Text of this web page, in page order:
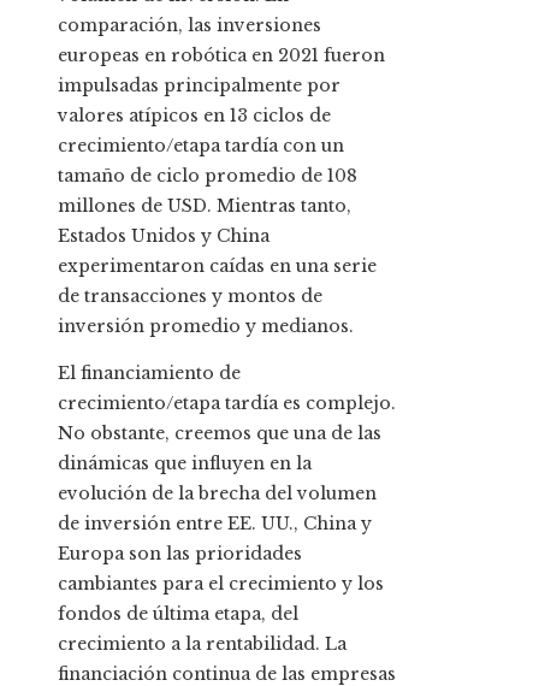
comparación, las inversiones
europeas en robótica en 2021 fueron
impulsadas principalmente por
valores atípicos en 13 ciclos de
crecimiento/etapa tardía con un
tamaño de ciclo promedio de 108
millones de USD. Mientras tanto,
Estados Unidos y China
experimentaron caídas en una serie
de transacciones y montos de
inversión promedio y medianos.
El financiamiento de
crecimiento/etapa tardía es complejo.
No obstante, creemos que una de las
dinámicas que influyen en la
evolución de la brecha del volumen
de inversión entre EE. UU., China y
Europa son las prioridades
cambiantes para el crecimiento y los
fondos de última etapa, del
crecimiento a la rentabilidad. La
financiación continua de las empresas